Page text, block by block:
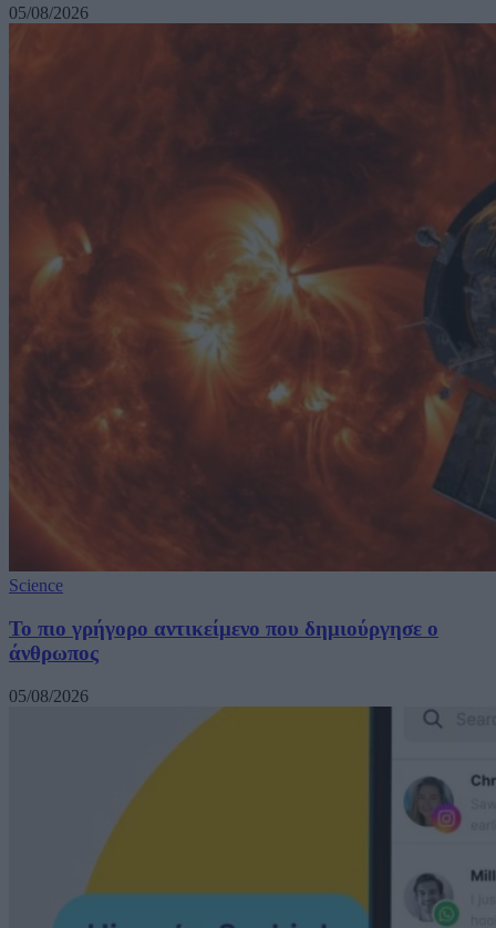
05/08/2026
Science
Το πιο γρήγορο αντικείμενο που δημιούργησε ο
άνθρωπος
05/08/2026